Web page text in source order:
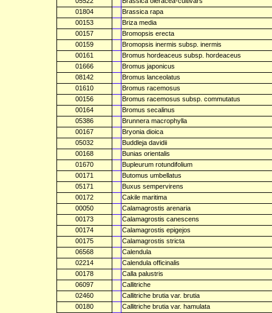
01804
Brassica rapa
00153
Briza media
00157
Bromopsis erecta
00159
Bromopsis inermis subsp. inermis
00161
Bromus hordeaceus subsp. hordeaceus
01666
Bromus japonicus
08142
Bromus lanceolatus
01610
Bromus racemosus
00156
Bromus racemosus subsp. commutatus
00164
Bromus secalinus
05386
Brunnera macrophylla
00167
Bryonia dioica
05032
Buddleja davidii
00168
Bunias orientalis
01670
Bupleurum rotundifolium
00171
Butomus umbellatus
05171
Buxus sempervirens
00172
Cakile maritima
00050
Calamagrostis arenaria
00173
Calamagrostis canescens
00174
Calamagrostis epigejos
00175
Calamagrostis stricta
06568
Calendula
02214
Calendula officinalis
00178
Calla palustris
06097
Callitriche
02460
Callitriche brutia var. brutia
00180
Callitriche brutia var. hamulata